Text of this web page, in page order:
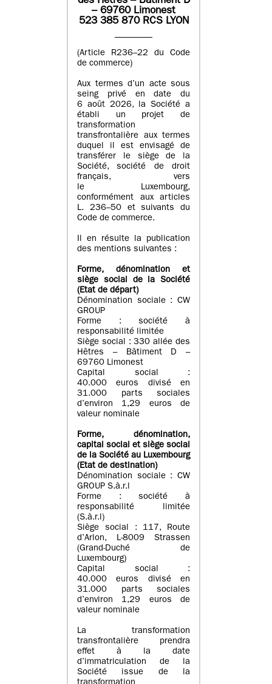
– 69760 Limonest
523 385 870 RCS LYON
(Article R236–22 du Code
de commerce)
Aux termes d’un acte sous
seing privé en date du
6 août 2026, la Société a
établi un projet de
transformation
transfrontalière aux termes
duquel il est envisagé de
transférer le siège de la
Société, société de droit
français, vers
le Luxembourg,
conformément aux articles
L. 236–50 et suivants du
Code de commerce.
Il en résulte la publication
des mentions suivantes :
Forme, dénomination et
siège social de la Société
(Etatde départ)
Dénomination sociale : CW
GROUP
Forme : société à
responsabilité limitée
Siège social : 330 allée des
Hêtres – Bâtiment D –
69760 Limonest
Capital social :
40.000 euros divisé en
31.000 parts sociales
d’environ 1,29 euros de
valeur nominale
Forme, dénomination,
capital social et siège social
de la Société au Luxembourg
(Etat de destination)
Dénomination sociale : CW
GROUP S.à.r.l
Forme : société à
responsabilité limitée
(S.à.r.l)
Siège social : 117, Route
d’Arlon, L-8009 Strassen
(Grand-Duché de
Luxembourg)
Capital social :
40.000 euros divisé en
31.000 parts sociales
d’environ 1,29 euros de
valeur nominale
La transformation
transfrontalière prendra
effet à la date
d’immatriculation de la
Société issue de la